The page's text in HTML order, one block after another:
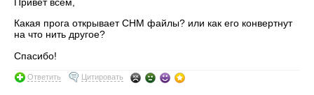
Какая прога открывает CHM файлы? или как его конвертнут
на что нить другое?
Спасибо!
Ответить Цитировать